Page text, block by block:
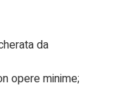
da
opere minime;